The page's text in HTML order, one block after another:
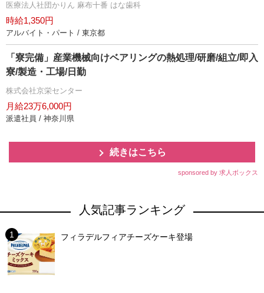
医療法人社団かりん 麻布十番 はな歯科
時給1,350円
アルバイト・パート / 東京都
「寮完備」産業機械向けベアリングの熱処理/研磨/組立/即入
寮/製造・工場/日勤
株式会社京栄センター
月給23万6,000円
派遣社員 / 神奈川県
続きはこちら
sponsored by 求人ボックス
人気記事ランキング
フィラデルフィアチーズケーキ登場